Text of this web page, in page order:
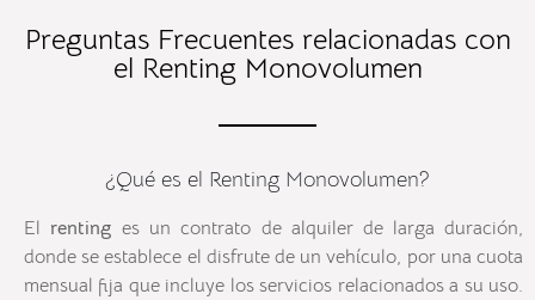
Preguntas Frecuentes relacionadas con
el Renting Monovolumen
¿Qué es el Renting Monovolumen?
El rentinges un contrato de alquiler de larga duración,
donde se establece el disfrute de un vehículo, por una cuota
mensual fija que incluye los servicios relacionados a su uso.